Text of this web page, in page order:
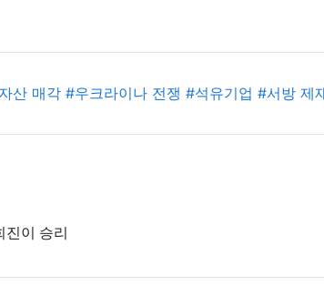
산 매각 #우크라이나 전쟁 #석유기업 #서방 제
진이 승리